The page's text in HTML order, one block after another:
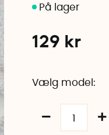
129 kr
Vælg model